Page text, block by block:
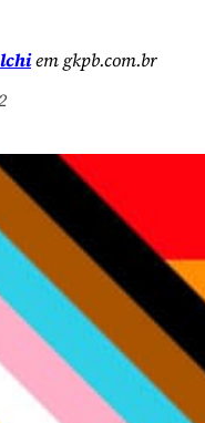
em gkpb.com.br